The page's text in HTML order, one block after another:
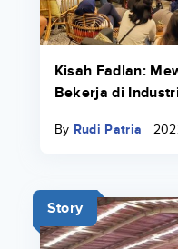
Kisah Fadlan:
Bekerja di
By Rudi Patria
Story